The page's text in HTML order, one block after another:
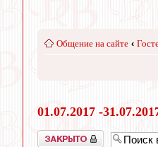
Общение на сайте ‹
01.07.2017 -
Закрыто